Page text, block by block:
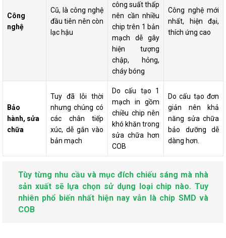
Công
nghệ
Cũ, là công nghệ
đầu tiên nên còn
lạc hậu
công suất thấp
nên cần nhiều
chip trên 1 bản
mạch dễ gây
hiện tượng
chập, hỏng,
cháy bóng
Công nghệ mới
nhất, hiện đại,
thích ứng cao
Bảo
hành, sửa
chữa
Tuy đã lỗi thời
nhưng chúng có
các chân tiếp
xúc, dễ gắn vào
bản mạch
Do cấu tạo 1
mạch in gồm
chiều chip nên
khó khăn trong
sửa chữa hơn
COB
Do cấu tạo đơn
giản nên khả
năng sửa chữa
bảo dưỡng dễ
dàng hơn.
Tùy từng nhu cầu và mục đích chiếu sáng mà nhà
sản xuất sẽ lựa chọn sử dụng loại chip nào. Tuy
nhiên phổ biến nhất hiện nay vẫn là chip SMD và
COB